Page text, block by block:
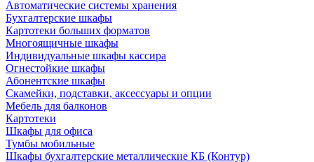
Автоматические системы хранения
Бухгалтерские шкафы
Картотеки больших форматов
Многоящичные шкафы
Индивидуальные шкафы кассира
Огнестойкие шкафы
Абонентские шкафы
Скамейки, подставки, аксессуары и опции
Мебель для балконов
Картотеки
Шкафы для офиса
Тумбы мобильные
Шкафы бухгалтерские металлические КБ (Контур)